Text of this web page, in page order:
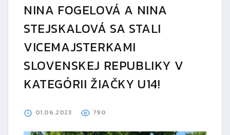
NINA FOGELOVÁ A NINA
STEJSKALOVÁ SA STALI
VICEMAJSTERKAMI
SLOVENSKEJ REPUBLIKY V
KATEGÓRII ŽIAČKY U14!
01.06.2023 790